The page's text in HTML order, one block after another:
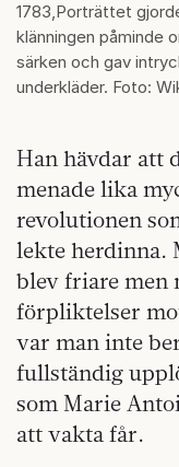
1783,Porträttet
klänningen påminde
särken och gav
underkläder. Foto:
Han hävdar att
menade lika
revolutionen
lekte herdinna.
blev friare men
förpliktelser
var man inte
fullständig
som Marie
att vakta får.